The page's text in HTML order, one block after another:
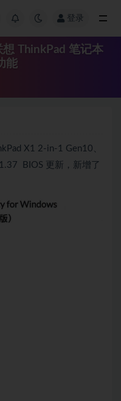
登录
想 ThinkPad 笔记本
能
X1 2-in-1 Gen10、
BIOS 更新，新增了